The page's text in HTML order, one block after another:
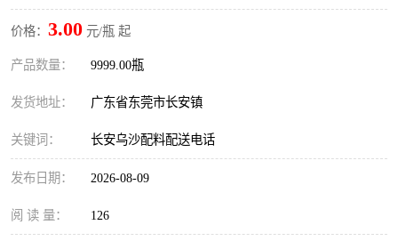
价格： 3.00 元/瓶 起
产品数量： 9999.00瓶
发货地址： 广东省东莞市长安镇
关键词： 长安乌沙配料配送电话
发布日期： 2026-08-09
阅 读 量： 126